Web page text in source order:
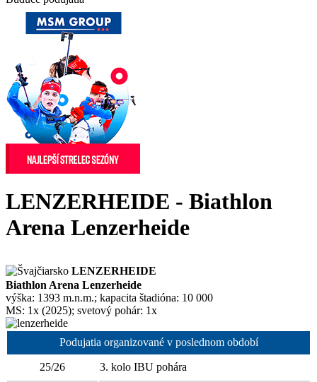
LENZERHEIDE - Biathlon
Arena Lenzerheide
LENZERHEIDE
Biathlon Arena Lenzerheide
výška: 1393 m.n.m.; kapacita štadióna: 10 000
MS: 1x (2025); svetový pohár: 1x
Podujatia organizované v poslednom období
25/26 3. kolo IBU pohára